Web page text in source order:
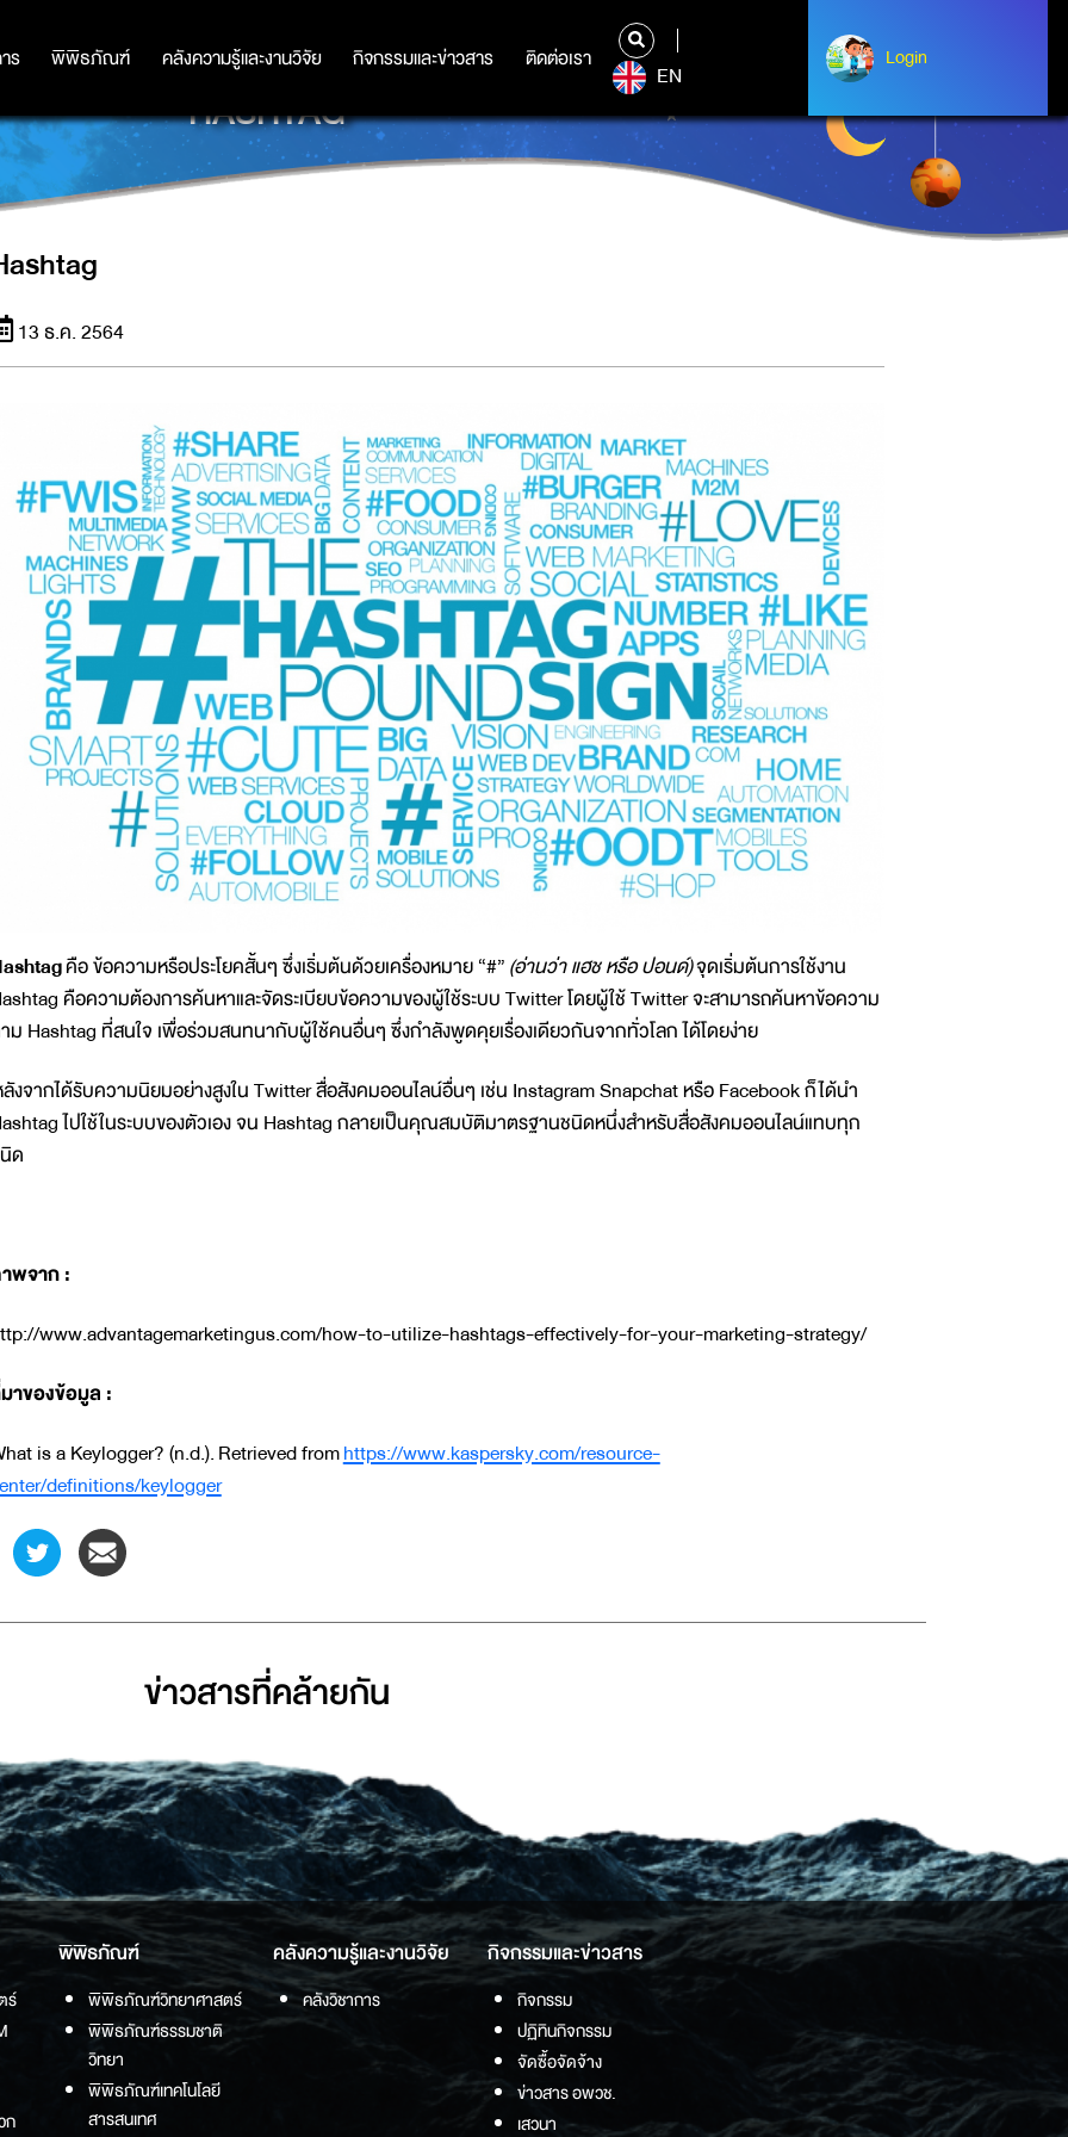
ร พิพิธภัณฑ์ คลังความรู้และงานวิจัย กิจกรรมและข่าวสาร ติดต่อเรา
ร พิพิธภัณฑ์ คลังความรู้และงานวิจัย กิจกรรมและข่าวสาร ติดต่อเรา
EN
Login
Login
HASHTAG
13 ธ.ค. 2564
คือ ข้อความหรือประโยคสั้นๆ ซึ่งเริ่มต้นด้วยเครื่องหมาย “#”(อ่านว่า แฮช หรือ ปอนด์)จุดเริ่มต้นการใช้งาน
คือความต้องการค้นหาและจัดระเบียบข้อความของผู้ใช้ระบบ Twitter โดยผู้ใช้ Twitter จะสามารถค้นหาข้อความ
ม Hashtag ที่สนใจ เพื่อร่วมสนทนากับผู้ใช้คนอื่นๆ ซึ่งกำลังพูดคุยเรื่องเดียวกันจากทั่วโลก ได้โดยง่าย
งจากได้รับความนิยมอย่างสูงใน Twitter สื่อสังคมออนไลน์อื่นๆ เช่น Instagram Snapchat หรือ Facebook ก็ได้นำ
ไปใช้ในระบบของตัวเอง จน Hashtag กลายเป็นคุณสมบัติมาตรฐานชนิดหนึ่งสำหรับสื่อสังคมออนไลน์แทบทุก
ด
พจาก :
www.advantagemarketingus.com/how-to-utilize-hashtags-effectively-for-your-marketing-strategy/
าของข้อมูล :
is a Keylogger? (n.d.). Retrieved fromhttps://www.kaspersky.com/resource-
definitions/keylogger
ข่าวสารที่่คล้ายกัน
ร์
ก
พิพิธภัณฑ์
พิพิธภัณฑ์วิทยาศาสตร์
พิพิธภัณฑ์ธรรมชาติ
วิทยา
พิพิธภัณฑ์เทคโนโลยี
สารสนเทศ
คลังความรู้และงานวิจัย
คลังวิชาการ
กิจกรรมและข่าวสาร
กิจกรรม
ปฏิทินกิจกรรม
จัดซื้อจัดจ้าง
ข่าวสาร อพวช.
เสวนา